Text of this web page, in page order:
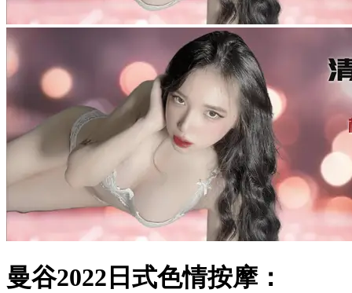
曼谷2022日式色情按摩：